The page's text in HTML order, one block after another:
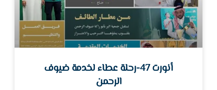
أنورت 47-رحلة عطاء لخدمة ضيوف
الرحمن